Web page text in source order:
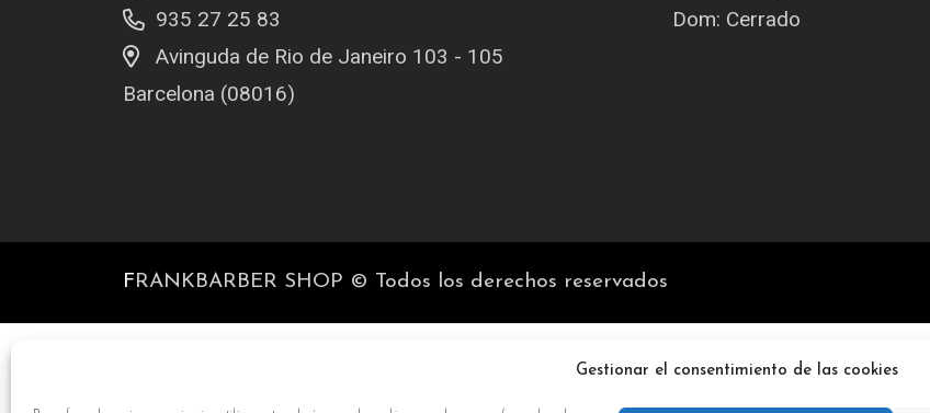
Gestionar el consentimiento de las cookies
935 27 25 83
Avinguda de Rio de Janeiro 103 - 105
Barcelona (08016)
Dom: Cerrado
FRANKBARBER SHOP © Todos los derechos reservados